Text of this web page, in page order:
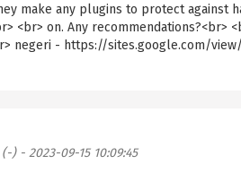
make any plugins to protect against
<br> on. Any recommendations?<br>
negeri - https://sites.google.com/
(-)- 2023-09-15 10:09:45